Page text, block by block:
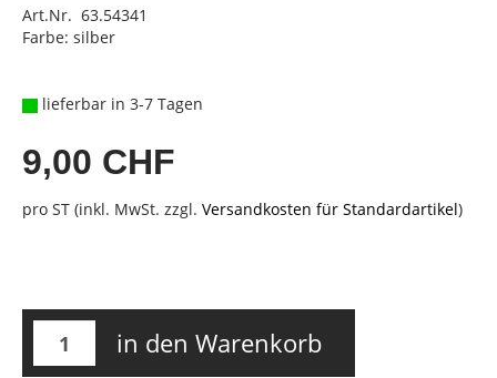
Art.Nr. 63.54341
Farbe: silber
lieferbar in 3-7 Tagen
9,00 CHF
pro ST (inkl. MwSt. zzgl. Versandkosten für Standardartikel)
in den Warenkorb